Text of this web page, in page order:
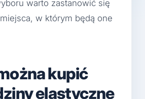
warto zastanowić się
w którym będą one
kupić
elastyczne